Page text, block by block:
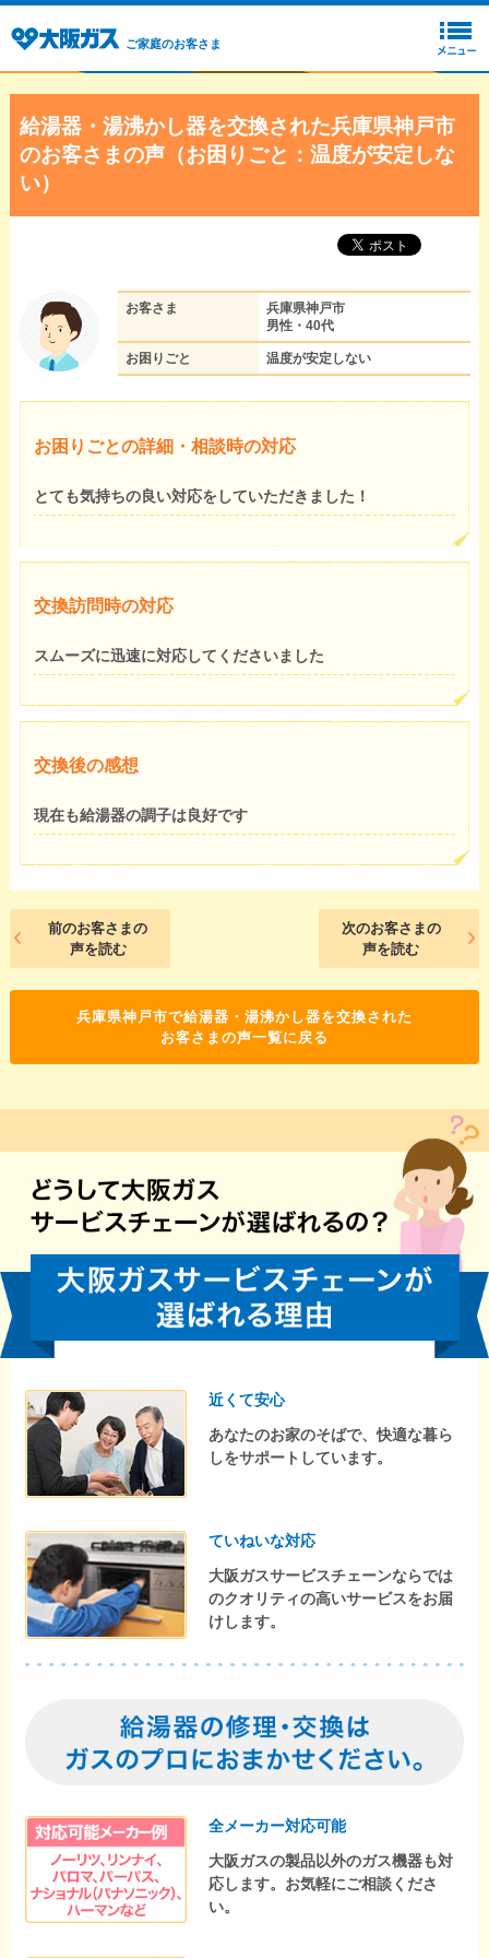
ご家庭のお客さま
給湯器・湯沸かし器を交換された兵庫県神戸市
のお客さまの声（お困りごと：温度が安定しな
い）
お客さま
兵庫県神戸市
男性・40代
お困りごと 温度が安定しない
お困りごとの詳細・相談時の対応
とても気持ちの良い対応をしていただきました！
交換訪問時の対応
スムーズに迅速に対応してくださいました
交換後の感想
現在も給湯器の調子は良好です
前のお客さまの
声を読む
次のお客さまの
声を読む
兵庫県神戸市で給湯器・湯沸かし器を交換された
お客さまの声一覧に戻る
近くて安心
あなたのお家のそばで、快適な暮ら
しをサポートしています。
ていねいな対応
大阪ガスサービスチェーンならでは
のクオリティの高いサービスをお届
けします。
全メーカー対応可能
大阪ガスの製品以外のガス機器も対
応します。お気軽にご相談くださ
い。